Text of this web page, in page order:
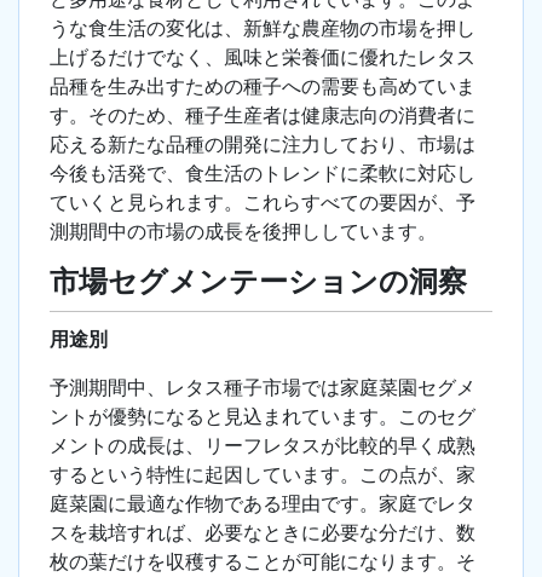
うな食生活の変化は、新鮮な農産物の市場を押し
上げるだけでなく、風味と栄養価に優れたレタス
品種を生み出すための種子への需要も高めていま
す。そのため、種子生産者は健康志向の消費者に
応える新たな品種の開発に注力しており、市場は
今後も活発で、食生活のトレンドに柔軟に対応し
ていくと見られます。これらすべての要因が、予
測期間中の市場の成長を後押ししています。
市場セグメンテーションの洞察
用途別
予測期間中、レタス種子市場では家庭菜園セグメ
ントが優勢になると見込まれています。このセグ
メントの成長は、リーフレタスが比較的早く成熟
するという特性に起因しています。この点が、家
庭菜園に最適な作物である理由です。家庭でレタ
スを栽培すれば、必要なときに必要な分だけ、数
枚の葉だけを収穫することが可能になります。そ